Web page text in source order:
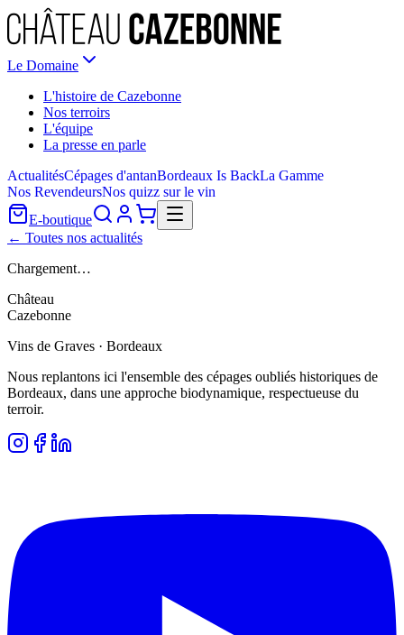
Le Domaine
L'histoire de Cazebonne
Nos terroirs
L'équipe
La presse en parle
ActualitésCépages d'antanBordeaux Is BackLa Gamme
Nos RevendeursNos quizz sur le vin
E-boutique
← Toutes nos actualités
Chargement…
Château
Cazebonne
Vins de Graves · Bordeaux
Nous replantons ici l'ensemble des cépages oubliés historiques de
Bordeaux, dans une approche biodynamique, respectueuse du
terroir.